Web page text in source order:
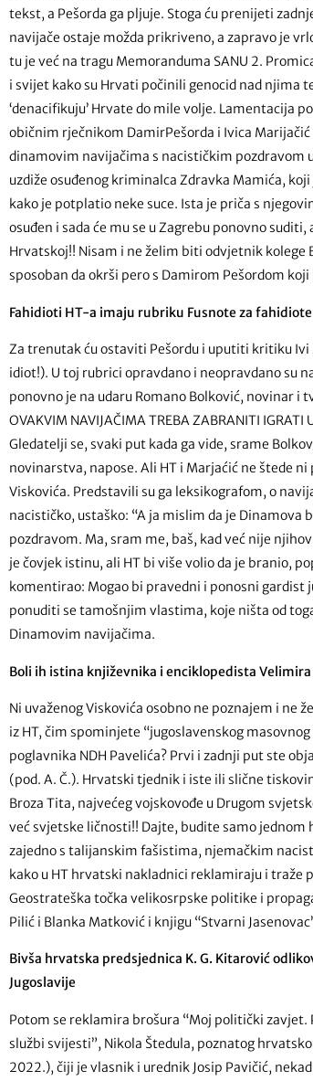
tekst, a Pešorda ga pljuje. Stoga ću prenijeti
navijače ostaje možda prikriveno, a zapravo je
tu je već na tragu Memoranduma SANU 2.
i svijet kako su Hrvati počinili genocid nad njima
‘denacifikuju’ Hrvate do mile volje. Lamentacija
običnim rječnikom DamirPešorda i Ivica
dinamovim navijačima s nacističkim pozdravom
uzdiže osuđenog kriminalca Zdravka Mamića,
kako je potplatio neke suce. Ista je priča s
osuđen i sada će mu se u Zagrebu ponovno
Hrvatskoj!! Nisam i ne želim biti odvjetnik kolege
sposoban da okrši pero s Damirom Pešordom
Fahidioti HT-a imaju rubriku Fusnote za fahidiote
Za trenutak ću ostaviti Pešordu i uputiti kritiku Ivi
idiot!). U toj rubrici opravdano i neopravdano su
ponovno je na udaru Romano Bolković, novinar i
OVAKVIM NAVIJAČIMA TREBA ZABRANITI
Gledatelji se, svaki put kada ga vide, srame
novinarstva, napose. Ali HT i Marjaćić ne štede
Viskovića. Predstavili su ga leksikografom, o
nacističko, ustaško: “A ja mislim da je
pozdravom. Ma, sram me, baš, kad već nije
je čovjek istinu, ali HT bi više volio da je branio,
komentirao: Mogao bi pravedni i ponosni gardist
ponuditi se tamošnjim vlastima, koje ništa od
Dinamovim navijačima.
Boli ih istina književnika i enciklopedista Velimira
Ni uvaženog Viskovića osobno ne poznajem i ne
iz HT, čim spominjete “jugoslavenskog
poglavnika NDH Pavelića? Prvi i zadnji put ste
(pod. A. Č.). Hrvatski tjednik i iste ili slične
Broza Tita, najvećeg vojskovođe u Drugom
već svjetske ličnosti!! Dajte, budite samo
zajedno s talijanskim fašistima, njemačkim
kako u HT hrvatski nakladnici reklamiraju i traže
Geostrateška točka velikosrpske politike i
Pilić i Blanka Matković i knjigu “Stvarni
Bivša hrvatska predsjednica K. G. Kitarović
Jugoslavije
Potom se reklamira brošura “Moj politički zavjet.
službi svijesti”, Nikola Štedula, poznatog
2022.), čiji je vlasnik i urednik Josip Pavičić,